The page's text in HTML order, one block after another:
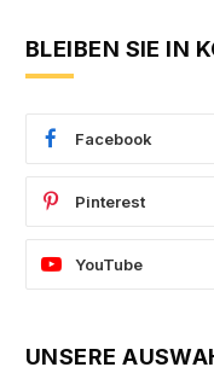
BLEIBEN SIE IN
Facebook
Pinterest
YouTube
UNSERE